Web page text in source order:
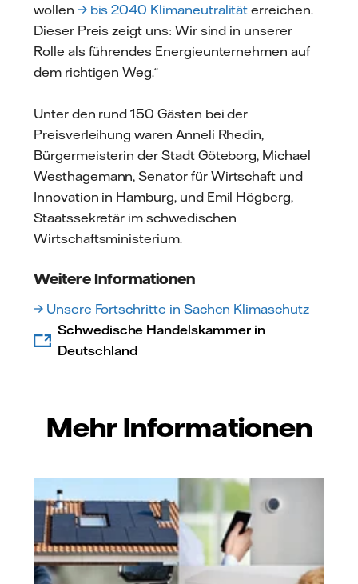
wollen → bis 2040 Klimaneutralität erreichen.
Dieser Preis zeigt uns: Wir sind in unserer
Rolle als führendes Energieunternehmen auf
dem richtigen Weg.“
Unter den rund 150 Gästen bei der
Preisverleihung waren Anneli Rhedin,
Bürgermeisterin der Stadt Göteborg, Michael
Westhagemann, Senator für Wirtschaft und
Innovation in Hamburg, und Emil Högberg,
Staatssekretär im schwedischen
Wirtschaftsministerium.
Weitere Informationen
→ Unsere Fortschritte in Sachen Klimaschutz
Schwedische Handelskammer in
Deutschland
Mehr Informationen